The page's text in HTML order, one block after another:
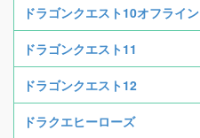
ドラゴンクエスト10オフライン
ドラゴンクエスト11
ドラゴンクエスト12
ドラクエヒーローズ